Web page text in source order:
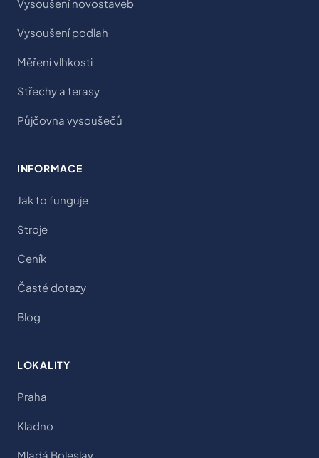
Vysoušení novostaveb
Vysoušení podlah
Měření vlhkosti
Střechy a terasy
Půjčovna vysoušečů
INFORMACE
Jak to funguje
Stroje
Ceník
Časté dotazy
Blog
LOKALITY
Praha
Kladno
Mladá Boleslav